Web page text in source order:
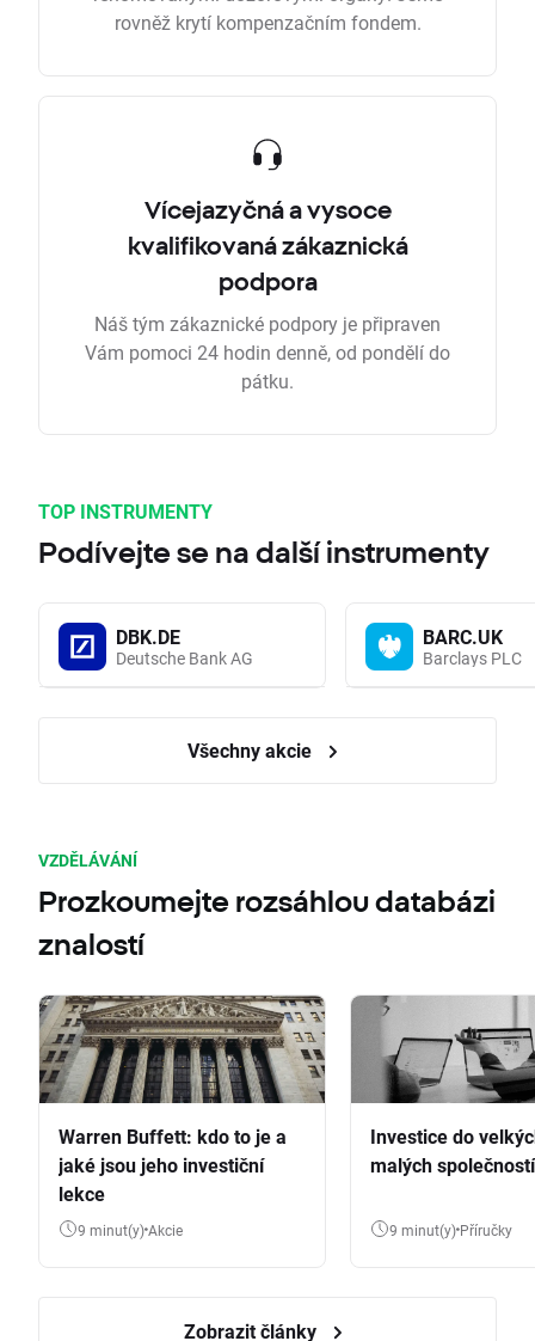
rovněž krytí kompenzačním fondem.
Vícejazyčná a vysoce
kvalifikovaná zákaznická
podpora
Náš tým zákaznické podpory je připraven
Vám pomoci 24 hodin denně, od pondělí do
pátku.
TOP INSTRUMENTY
Podívejte se na další instrumenty
DBK.DE
Deutsche Bank AG
BARC.UK
Barclays PLC
Všechny akcie
VZDĚLÁVÁNÍ
Prozkoumejte rozsáhlou databázi
znalostí
Warren Buffett: kdo to je a
jaké jsou jeho investiční
lekce
9 minut(y) Akcie
Investice do
malých společností
9 minut(y) Příručky
Zobrazit články